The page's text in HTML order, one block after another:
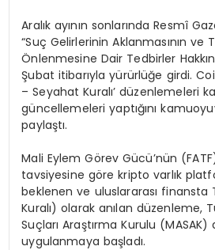
Aralık ayının sonlarında Resmî
“Suç Gelirlerinin Aklanmasının ve
Önlenmesine Dair Tedbirler
Şubat itibarıyla yürürlüğe girdi.
– Seyahat Kuralı’ düzenlemeleri
güncellemeleri yaptığını
paylaştı.
Mali Eylem Görev Gücü’nün
tavsiyesine göre kripto varlık
beklenen ve uluslararası finansta
Kuralı) olarak anılan düzenleme,
Suçları Araştırma Kurulu
uygulanmaya başladı.